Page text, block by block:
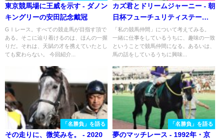
東京競馬場に王威を示す - ダノン
キングリーの安田記念戴冠
GⅠレース。すべての競走馬が目指す頂で
ある。そこに辿り着けるのは、ほんの一握
りだ。それは、天賦の才を携えていたとし
ても変わらない。 今回紹介...
カズ君とドリームジャーニー - 朝
日杯フューチュリティステーク
ス
「私の競馬仲間」について考えてみる。
一緒に仕事をしているうちに、趣味の一致
ということで競馬仲間になる。あるいは、
馬の話をしているうちに興味...
「名勝負」を語る
その走りに、微笑みを。 - 2020
「名勝負」を語る
夢のマッチレース - 1992年・京